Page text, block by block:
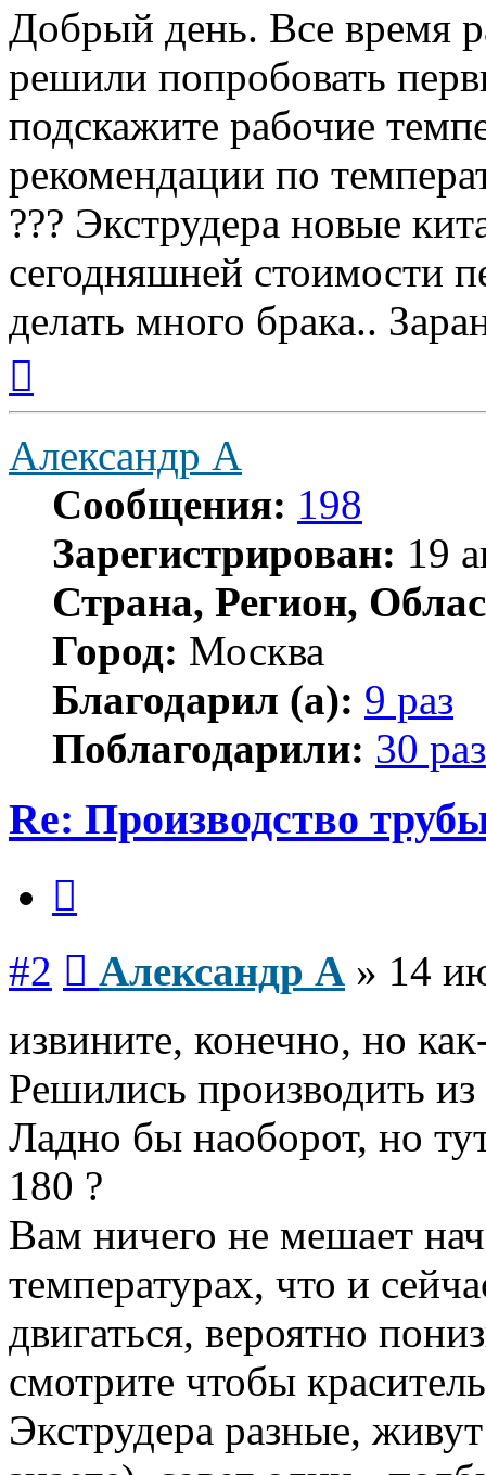
Добрый день. Все время
решили попробовать
подскажите рабочие
рекомендации по
??? Экструдера новые
сегодняшней стоимости
делать много брака..
началу
Александр А
Сообщения: 198
Зарегистрирован: 19
Страна, Регион,
Город: Москва
Благодарил (а): 9 раз
Поблагодарили: 30 раз
Re: Производство
#2 Александр А » 14
извините, конечно, но
Решились производить
Ладно бы наоборот, но
180 ?
Вам ничего не мешает
температурах, что и
двигаться, вероятно
смотрите чтобы
Экструдера разные,